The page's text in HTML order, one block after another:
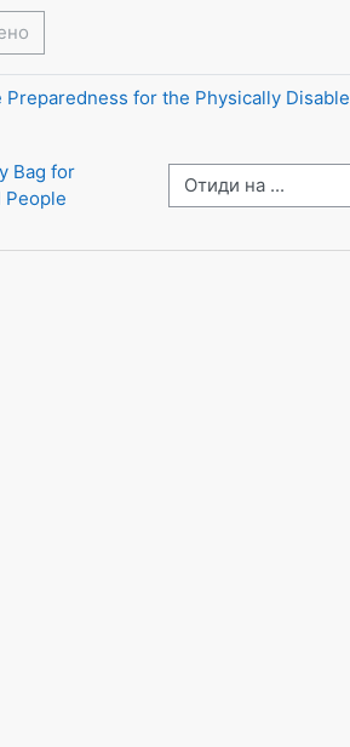
Preparedness for the Physically
Bag for
People
Отиди на ...